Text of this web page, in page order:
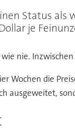
Status
je
nie.
Wochen die
ausgeweitet,